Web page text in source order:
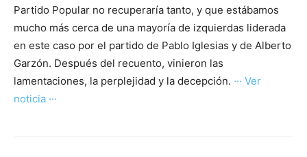
Partido Popular no recuperaría tanto, y que estábamos
mucho más cerca de una mayoría de izquierdas liderada
en este caso por el partido de Pablo Iglesias y de Alberto
Garzón. Después del recuento, vinieron las
lamentaciones, la perplejidad y la decepción. ··· Ver
noticia ···